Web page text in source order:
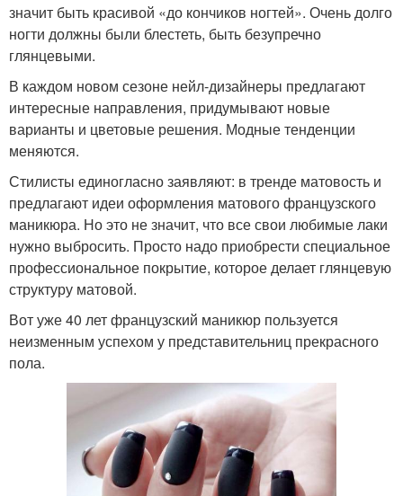
значит быть красивой «до кончиков ногтей». Очень долго
ногти должны были блестеть, быть безупречно
глянцевыми.
В каждом новом сезоне нейл-дизайнеры предлагают
интересные направления, придумывают новые
варианты и цветовые решения. Модные тенденции
меняются.
Стилисты единогласно заявляют: в тренде матовость и
предлагают идеи оформления матового французского
маникюра. Но это не значит, что все свои любимые лаки
нужно выбросить. Просто надо приобрести специальное
профессиональное покрытие, которое делает глянцевую
структуру матовой.
Вот уже 40 лет французский маникюр пользуется
неизменным успехом у представительниц прекрасного
пола.